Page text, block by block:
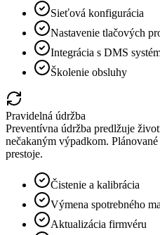
Sieťová konfigurácia
Nastavenie tlačových
Integrácia s DMS
Školenie obsluhy
Pravidelná údržba
Preventívna údržba predlžuje
nečakaným výpadkom.
prestoje.
Čistenie a kalibrácia
Výmena spotrebného
Aktualizácia firmvéru